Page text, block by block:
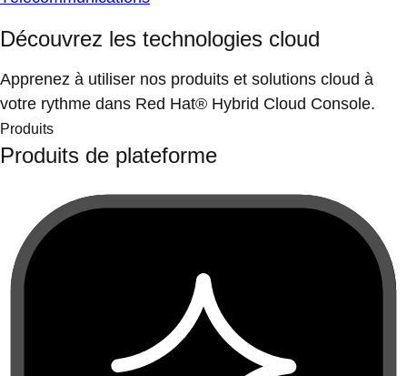
Découvrez les technologies cloud
Apprenez à utiliser nos produits et solutions cloud à
votre rythme dans Red Hat® Hybrid Cloud Console.
Produits
Produits de plateforme